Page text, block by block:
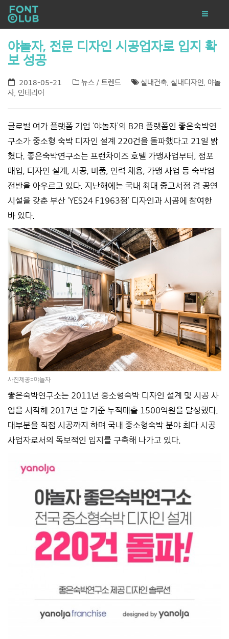
야놀자, 전문 디자인 시공업자로 입지 확
보 성공
2018-05-21 뉴스 / 트렌드 실내건축 실내디자인
야놀
자 인테리어
글로벌 여가 플랫폼 기업 ‘야놀자’의 B2B 플랫폼인 좋은숙박연
구소가 중소형 숙박 디자인 설계 220건을 돌파했다고 21일 밝
혔다. 좋은숙박연구소는 프랜차이즈 호텔 가맹사업부터, 점포
매입, 디자인 설계, 시공, 비품, 인력 채용, 가맹 사업 등 숙박업
전반을 아우르고 있다. 지난해에는 국내 최대 중고서점 겸 공연
시설을 갖춘 부산 ‘YES24 F1963점’ 디자인과 시공에 참여한
바 있다.
사진제공=야놀자
좋은숙박연구소는 2011년 중소형숙박 디자인 설계 및 시공 사
업을 시작해 2017년 말 기준 누적매출 1500억원을 달성했다.
대부분을 직접 시공까지 하며 국내 중소형숙박 분야 최다 시공
사업자로서의 독보적인 입지를 구축해 나가고 있다.